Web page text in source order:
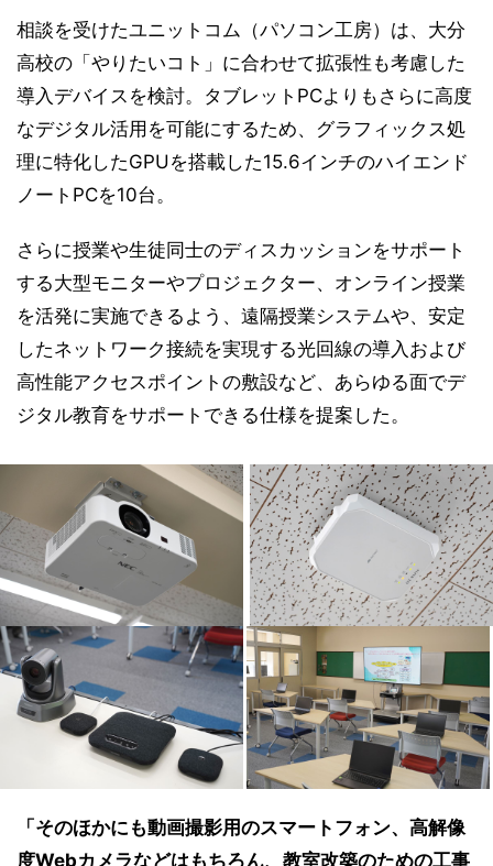
相談を受けたユニットコム（パソコン工房）は、大分
高校の「やりたいコト」に合わせて拡張性も考慮した
導入デバイスを検討。タブレットPCよりもさらに高度
なデジタル活用を可能にするため、グラフィックス処
理に特化したGPUを搭載した15.6インチのハイエンド
ノートPCを10台。
さらに授業や生徒同士のディスカッションをサポート
する大型モニターやプロジェクター、オンライン授業
を活発に実施できるよう、遠隔授業システムや、安定
したネットワーク接続を実現する光回線の導入および
高性能アクセスポイントの敷設など、あらゆる面でデ
ジタル教育をサポートできる仕様を提案した。
「そのほかにも動画撮影用のスマートフォン、高解像
度Webカメラなどはもちろん、教室改築のための工事